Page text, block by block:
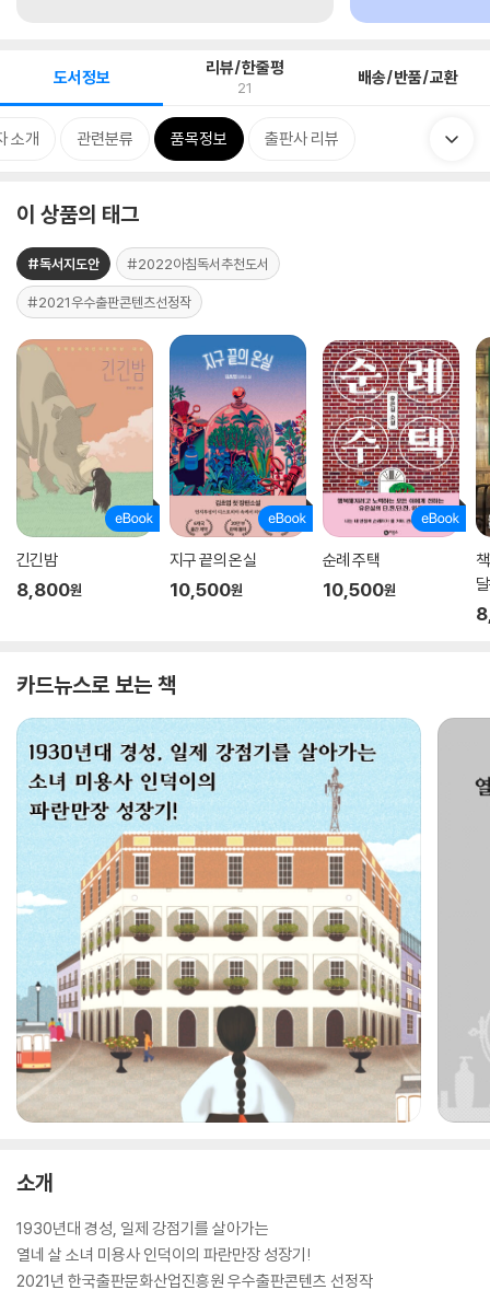
도서정보 리뷰/한줄평
21 배송/반품/교환
소개 관련분류 품목정보 출판사 리뷰
이 상품의 태그
#독서지도안 #2022아침독서추천도서
#2021우수출판콘텐츠선정작
긴긴밤
8,800원
지구 끝의 온실
10,500원
순례 주택
10,500원
카드뉴스로 보는 책
소개
1930년대 경성, 일제 강점기를 살아가는
열네 살 소녀 미용사 인덕이의 파란만장 성장기!
2021년 한국출판문화산업진흥원 우수출판콘텐츠 선정작